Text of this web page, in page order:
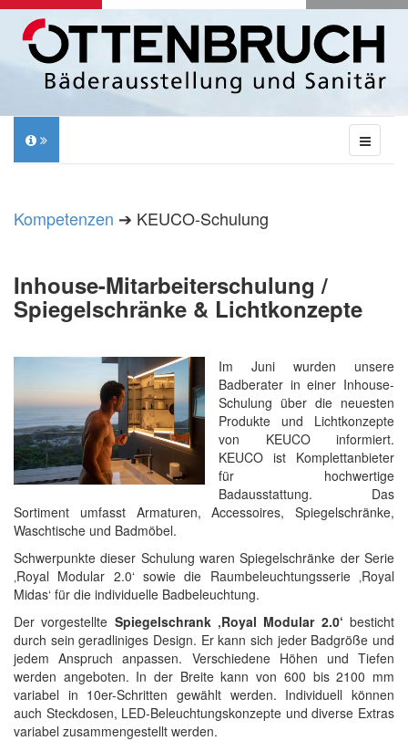
Kompetenzen ➔ KEUCO-Schulung
Inhouse-Mitarbeiterschulung /
Spiegelschränke & Lichtkonzepte
Im Juni wurden unsere
Badberater in einer Inhouse-
Schulung über die neuesten
Produkte und Lichtkonzepte
von KEUCO informiert.
KEUCO ist Komplettanbieter
für hochwertige
Badausstattung. Das
Sortiment umfasst Armaturen, Accessoires, Spiegelschränke,
Waschtische und Badmöbel.
Schwerpunkte dieser Schulung waren Spiegelschränke der Serie
‚Royal Modular 2.0‘ sowie die Raumbeleuchtungsserie ‚Royal
Midas‘ für die individuelle Badbeleuchtung.
Der vorgestellte Spiegelschrank ‚Royal Modular 2.0‘ besticht
durch sein geradliniges Design. Er kann sich jeder Badgröße und
jedem Anspruch anpassen. Verschiedene Höhen und Tiefen
werden angeboten. In der Breite kann von 600 bis 2100 mm
variabel in 10er-Schritten gewählt werden. Individuell können
auch Steckdosen, LED-Beleuchtungskonzepte und diverse Extras
variabel zusammen­ge­stellt werden.